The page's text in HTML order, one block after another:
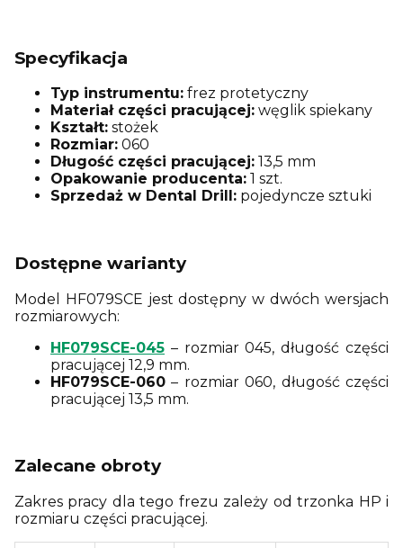
Specyfikacja
Typ instrumentu: frez protetyczny
Materiał części pracującej: węglik spiekany
Kształt: stożek
Rozmiar: 060
Długość części pracującej: 13,5 mm
Opakowanie producenta: 1 szt.
Sprzedaż w Dental Drill: pojedyncze sztuki
Dostępne warianty
Model HF079SCE jest dostępny w dwóch wersjach
rozmiarowych:
HF079SCE-045 – rozmiar 045, długość części
pracującej 12,9 mm.
HF079SCE-060 – rozmiar 060, długość części
pracującej 13,5 mm.
Zalecane obroty
Zakres pracy dla tego frezu zależy od trzonka HP i
rozmiaru części pracującej.